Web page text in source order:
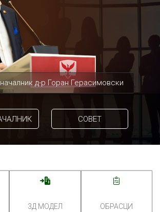
д-р Горан Герасимовски
СОВЕТ
3Д МОДЕЛ ОБРАСЦИ